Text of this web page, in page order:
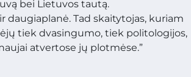
bei Lietuvos tautą.
daugiaplanė. Tad skaitytojas, kuriam
tiek dvasingumo, tiek politologijos,
atvertose jų plotmėse.”